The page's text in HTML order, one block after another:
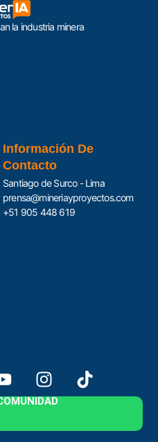
la industria minera
Información De
Contacto
Santiago de Surco - Lima
prensa@mineriayproyectos.com
+51 905 448 619